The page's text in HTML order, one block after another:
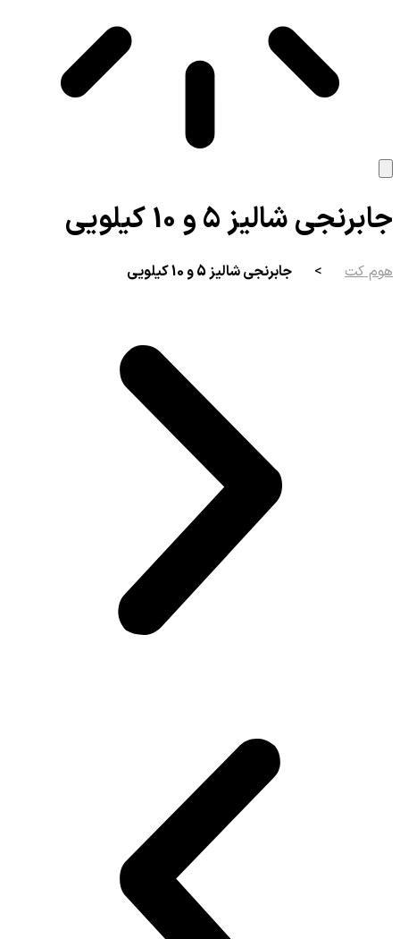
جابرنجی شالیز 5 و 10 کیلویی
هوم کت > جابرنجی شالیز 5 و 10 کیلویی